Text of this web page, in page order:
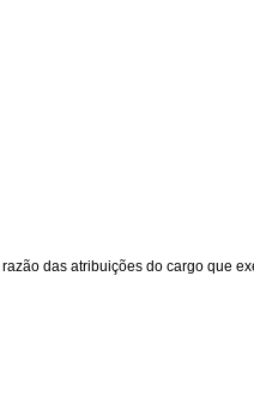
das atribuições do cargo que